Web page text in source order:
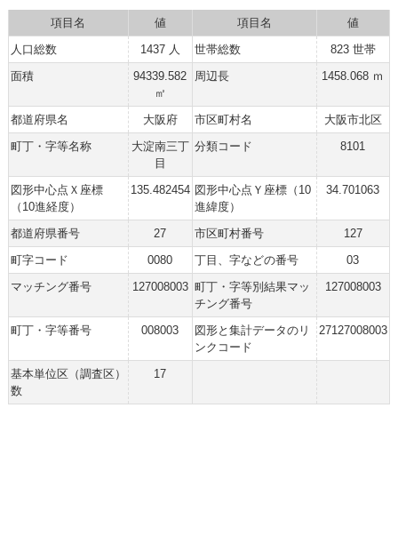
項目名 値 項目名
値
人口総数
1437 人 世帯総数
823 世帯
面積
94339.582
㎡
周辺長 1458.068 ｍ
都道府県名 大阪府 市区町村名
大阪市北区
町丁・字等名称
大淀南三丁
目
分類コード 8101
図形中心点Ｘ座標
（10進経度）
135.482454 図形中心点Ｙ座標（10
進緯度）
34.701063
都道府県番号 27 市区町村番号
127
町字コード
0080 丁目、字などの番号
03
マッチング番号
127008003 町丁・字等別結果マッ
チング番号
127008003
町丁・字等番号 008003
図形と集計データのリ
ンクコード
27127008003
基本単位区（調査区）
数
17